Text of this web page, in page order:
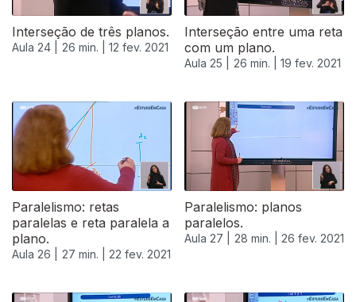
Interseção de três planos.
Aula 24 | 26 min. | 12 fev. 2021
Interseção entre uma reta
com um plano.
Aula 25 | 26 min. | 19 fev. 2021
Paralelismo: retas
paralelas e reta paralela a
plano.
Aula 26 | 27 min. | 22 fev. 2021
Paralelismo: planos
paralelos.
Aula 27 | 28 min. | 26 fev. 2021